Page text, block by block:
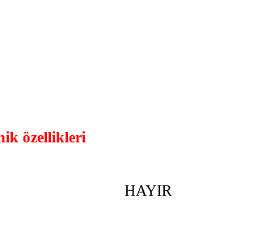
özellikleri
HAYIR